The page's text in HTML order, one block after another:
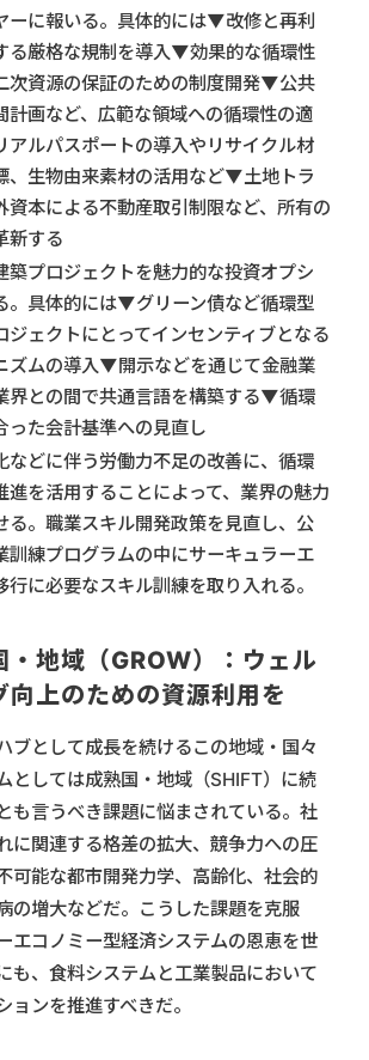
ーに報いる。具体的には▼改修と再利
る厳格な規制を導入▼効果的な循環性
次資源の保証のための制度開発▼公共
計画など、広範な領域への循環性の適
アルパスポートの導入やリサイクル材
、生物由来素材の活用など▼土地トラ
資本による不動産取引制限など、所有の
新する
築プロジェクトを魅力的な投資オプシ
。具体的には▼グリーン債など循環型
ジェクトにとってインセンティブとなる
ズムの導入▼開示などを通じて金融業
界との間で共通言語を構築する▼循環
った会計基準への見直し
などに伴う労働力不足の改善に、循環
進を活用することによって、業界の魅力
る。職業スキル開発政策を見直し、公
訓練プログラムの中にサーキュラーエ
行に必要なスキル訓練を取り入れる。
・地域（GROW）：ウェル
向上のための資源利用を
ブとして成長を続けるこの地域・国々
としては成熟国・地域（SHIFT）に続
も言うべき課題に悩まされている。社
に関連する格差の拡大、競争力への圧
可能な都市開発力学、高齢化、社会的
の増大などだ。こうした課題を克服
エコノミー型経済システムの恩恵を世
も、食料システムと工業製品において
ョンを推進すべきだ。